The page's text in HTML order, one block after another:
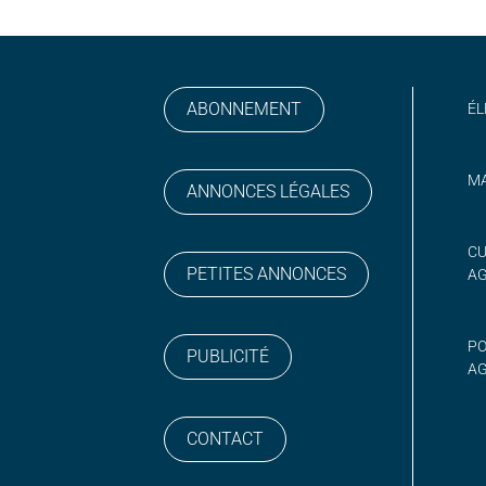
ABONNEMENT
ANNONCES LÉGALES
PETITES ANNONCES
PUBLICITÉ
CONTACT